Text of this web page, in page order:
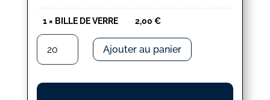
1× BILLE DE VERRE 2,00 €
quantité
BILLE
DE
Ajouter au panier